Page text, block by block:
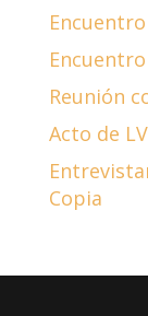
Reunión
Acto de
Copia